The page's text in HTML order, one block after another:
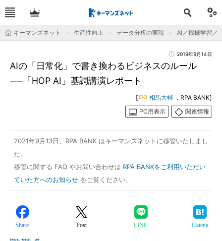
キーマンズネット 生産性向上 データ分析の実現 AI／機械学習／
2019年9月14日
AIの「日常化」で書き換わるビジネスのルール
──「HOP AI」基調講演レポート
[ 相馬大輔 ，RPA BANK]
PC用表示
関連情報
2021年9月13日、RPA BANK はキーマンズネットに移管いたしまし
た。
移管に関する FAQ やお問い合わせは RPA BANKをご利用いただい
ていた方へのお知らせ をご覧ください。
Share Post LINE Hatena